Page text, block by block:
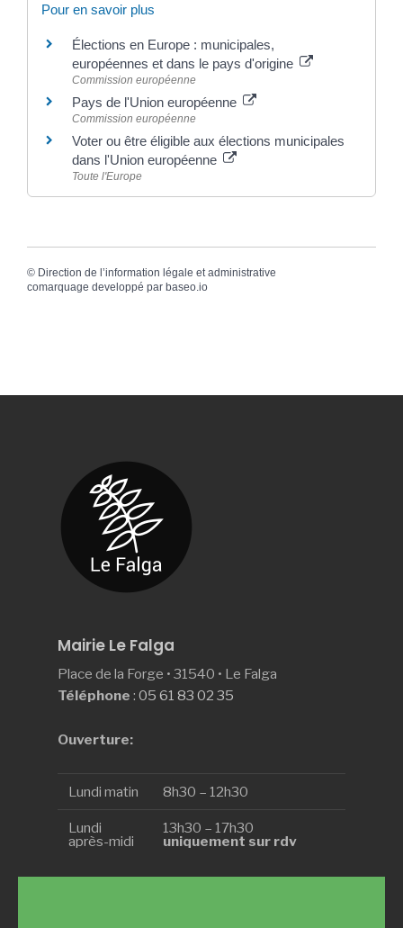
Pour en savoir plus
Élections en Europe : municipales,
européennes et dans le pays d'origine
Commission européenne
Pays de l'Union européenne
Commission européenne
Voter ou être éligible aux élections municipales
dans l'Union européenne
Toute l'Europe
© Direction de l’information légale et administrative
comarquage developpé par baseo.io
Mairie Le Falga
Place de la Forge • 31540 • Le Falga
Téléphone : 05 61 83 02 35
Ouverture:
Lundi matin 8h30 – 12h30
Lundi
après-midi
13h30 – 17h30
uniquement sur rdv